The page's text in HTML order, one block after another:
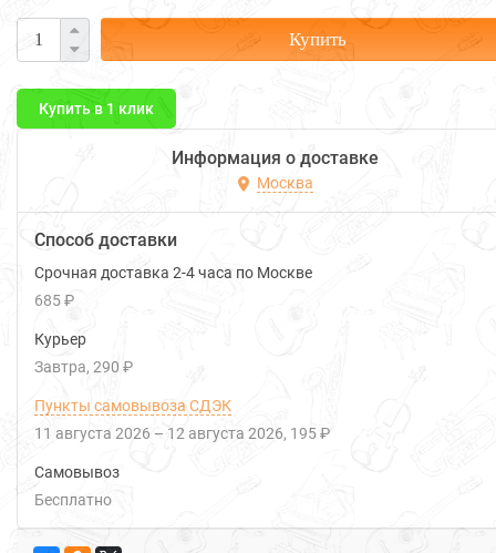
Купить
Купить в 1 клик
Информация о доставке
Москва
Способ доставки
Срочная доставка 2-4 часа по Москве
685 ₽
Курьер
Завтра 290 ₽
Пункты самовывоза СДЭК
11 августа 2026 – 12 августа 2026 195 ₽
Самовывоз
Бесплатно